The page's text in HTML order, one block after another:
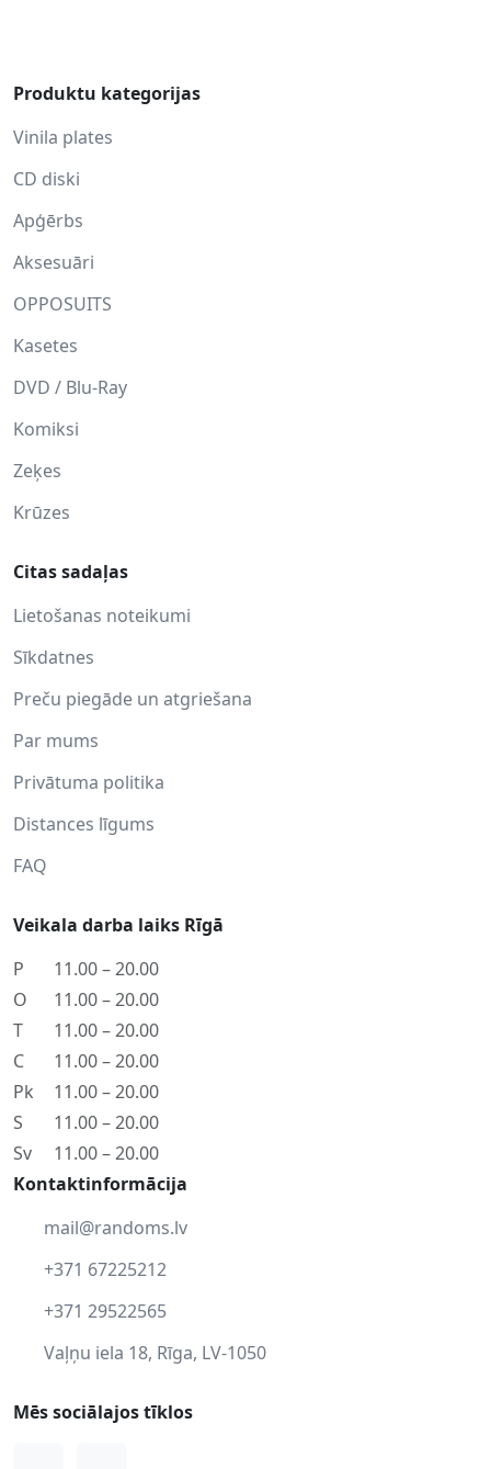
Produktu kategorijas
Vinila plates
CD diski
Apģērbs
Aksesuāri
OPPOSUITS
Kasetes
DVD / Blu-Ray
Komiksi
Zeķes
Krūzes
Citas sadaļas
Lietošanas noteikumi
Sīkdatnes
Preču piegāde un atgriešana
Par mums
Privātuma politika
Distances līgums
FAQ
Veikala darba laiks Rīgā
P
11.00 – 20.00
O
11.00 – 20.00
T
11.00 – 20.00
C
11.00 – 20.00
Pk
11.00 – 20.00
S
11.00 – 20.00
Sv
11.00 – 20.00
Kontaktinformācija
mail@randoms.lv
+371 67225212
+371 29522565
Vaļņu iela 18, Rīga, LV-1050
Mēs sociālajos tīklos